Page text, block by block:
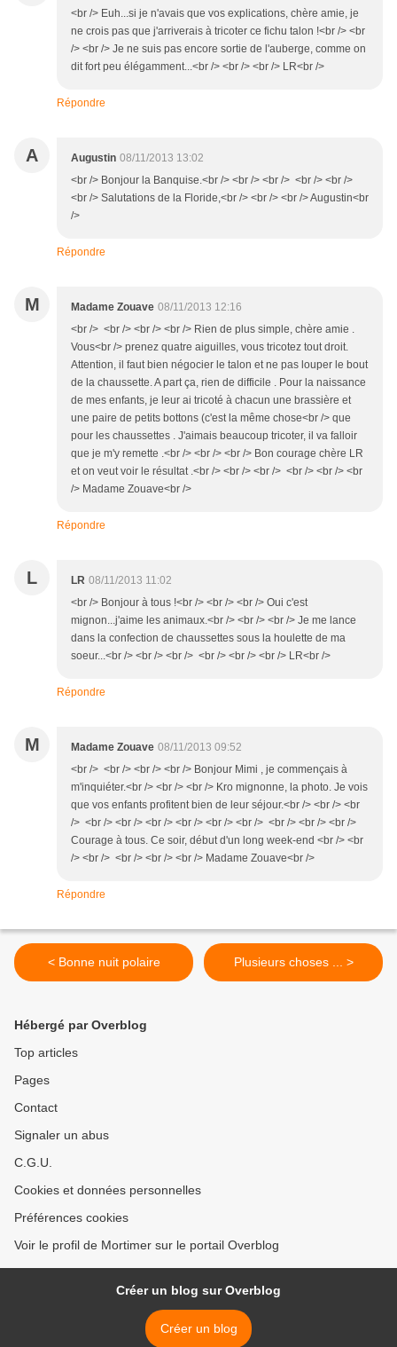
<br /> Euh...si je n'avais que vos explications, chère amie, je
ne crois pas que j'arriverais à tricoter ce fichu talon !<br /> <br
/> <br /> Je ne suis pas encore sortie de l'auberge, comme on
dit fort peu élégamment...<br /> <br /> <br /> LR<br />
Répondre
A Augustin 08/11/2013 13:02
<br /> Bonjour la Banquise.<br /> <br /> <br /> <br /> <br />
<br /> Salutations de la Floride,<br /> <br /> <br /> Augustin<br
/>
Répondre
M Madame Zouave 08/11/2013 12:16
<br /> <br /> <br /> <br /> Rien de plus simple, chère amie .
Vous<br /> prenez quatre aiguilles, vous tricotez tout droit.
Attention, il faut bien négocier le talon et ne pas louper le bout
de la chaussette. A part ça, rien de difficile . Pour la naissance
de mes enfants, je leur ai tricoté à chacun une brassière et
une paire de petits bottons (c'est la même chose<br /> que
pour les chaussettes . J'aimais beaucoup tricoter, il va falloir
que je m'y remette .<br /> <br /> <br /> Bon courage chère LR
et on veut voir le résultat .<br /> <br /> <br /> <br /> <br /> <br
/> Madame Zouave<br />
Répondre
L LR 08/11/2013 11:02
<br /> Bonjour à tous !<br /> <br /> <br /> Oui c'est
mignon...j'aime les animaux.<br /> <br /> <br /> Je me lance
dans la confection de chaussettes sous la houlette de ma
soeur...<br /> <br /> <br /> <br /> <br /> <br /> LR<br />
Répondre
M Madame Zouave 08/11/2013 09:52
<br /> <br /> <br /> <br /> Bonjour Mimi , je commençais à
m'inquiéter.<br /> <br /> <br /> Kro mignonne, la photo. Je vois
que vos enfants profitent bien de leur séjour.<br /> <br /> <br
/> <br /> <br /> <br /> <br /> <br /> <br /> <br /> <br /> <br />
Courage à tous. Ce soir, début d'un long week-end <br /> <br
/> <br /> <br /> <br /> <br /> Madame Zouave<br />
Répondre
< Bonne nuit polaire Plusieurs choses ... >
Hébergé par Overblog
Top articles
Pages
Contact
Signaler un abus
C.G.U.
Cookies et données personnelles
Préférences cookies
Voir le profil de Mortimer sur le portail Overblog
Créer un blog sur Overblog
Créer un blog